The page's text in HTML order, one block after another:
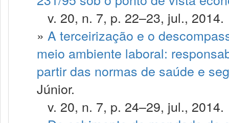
v. 20, n. 7, p. 22–23, jul., 2014.
» A terceirização e o
meio ambiente laboral:
partir das normas de saúde e
Júnior.
v. 20, n. 7, p. 24–29, jul., 2014.